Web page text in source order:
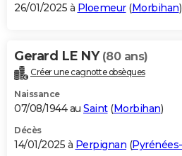
26/01/2025 à Ploemeur(Morbihan)
Gerard LE NY (80 ans)
Créer une cagnotte obsèques
Naissance
07/08/1944 au Saint(Morbihan)
Décès
14/01/2025 à Perpignan (